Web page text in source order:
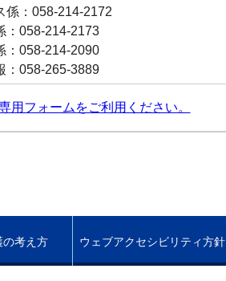
係：058-214-2172
：058-214-2173
：058-214-2090
：058-265-3889
用フォームをご利用ください。
の考え方 ウェブアクセシビリティ方針